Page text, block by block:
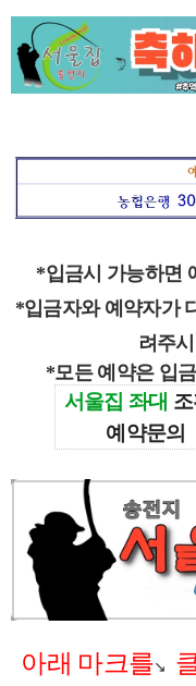
*입금시 가능하면
*입금자와 예약자가
려주
*모든 예약은 입
서울집 좌대
예약문의
아래 마크를↘